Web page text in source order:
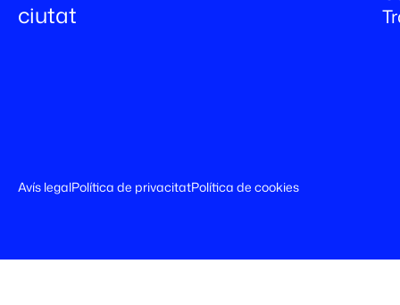
ciutat
Avís legalPolítica de privacitatPolítica de cookies